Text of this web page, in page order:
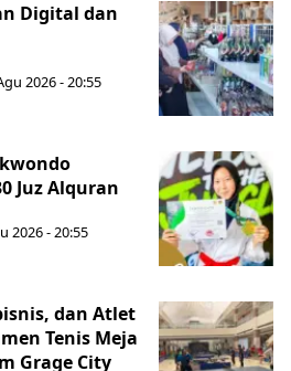
Digital dan
2026 - 20:55
Juz Alquran
2026 - 20:55
dan Atlet
Tenis Meja
Grage City